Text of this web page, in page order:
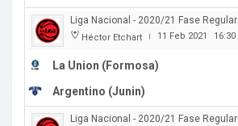
Liga Nacional - 2020/21 Fase Regular
Héctor Etchart | 11 Feb 2021 16:30
La Union (Formosa)
Argentino (Junin)
Liga Nacional - 2020/21 Fase Regular